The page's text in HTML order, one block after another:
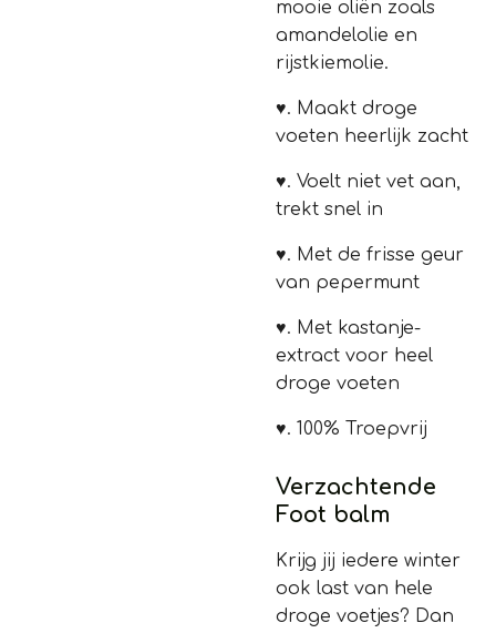
mooie oliën zoals
amandelolie en
rijstkiemolie.
♥. Maakt droge
voeten heerlijk zacht
♥. Voelt niet vet aan,
trekt snel in
♥. Met de frisse geur
van pepermunt
♥. Met kastanje-
extract voor heel
droge voeten
♥. 100% Troepvrij
Verzachtende
Foot balm
Krijg jij iedere winter
ook last van hele
droge voetjes? Dan